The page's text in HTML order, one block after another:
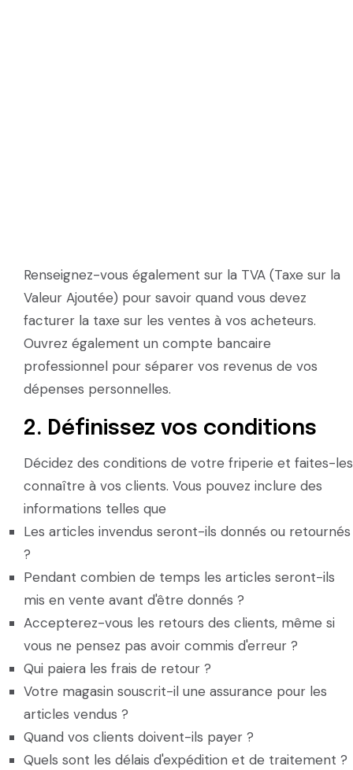
Renseignez-vous également sur la TVA (Taxe sur la
Valeur Ajoutée) pour savoir quand vous devez
facturer la taxe sur les ventes à vos acheteurs.
Ouvrez également un compte bancaire
professionnel pour séparer vos revenus de vos
dépenses personnelles.
2. Définissez vos conditions
Décidez des conditions de votre friperie et faites-les
connaître à vos clients. Vous pouvez inclure des
informations telles que
Les articles invendus seront-ils donnés ou retournés
?
Pendant combien de temps les articles seront-ils
mis en vente avant d'être donnés ?
Accepterez-vous les retours des clients, même si
vous ne pensez pas avoir commis d'erreur ?
Qui paiera les frais de retour ?
Votre magasin souscrit-il une assurance pour les
articles vendus ?
Quand vos clients doivent-ils payer ?
Quels sont les délais d'expédition et de traitement ?